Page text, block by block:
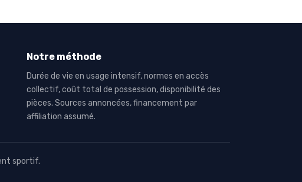
Notre méthode
Durée de vie en usage intensif, normes en accès
collectif, coût total de possession, disponibilité des
pièces. Sources annoncées, financement par
affiliation assumé.
sportif.